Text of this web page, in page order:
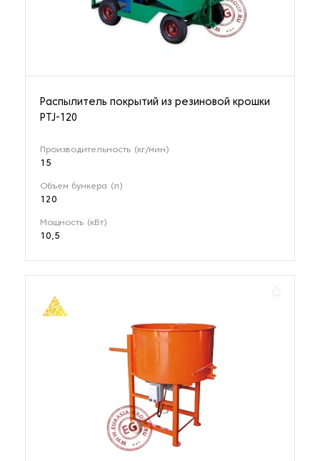
Распылитель покрытий из резиновой крошки
PTJ-120
Производительность (кг/мин)
15
Объем бункера (л)
120
Мощность (кВт)
10,5